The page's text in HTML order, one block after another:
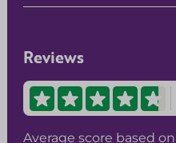
Reviews
Average score based on